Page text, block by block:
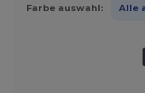
Farbe auswahl: Alle